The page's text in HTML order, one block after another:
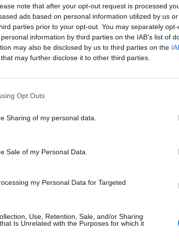
note that after your opt-out request is processed
ads based on personal information utilized by us
parties prior to your opt-out. You may separately
information by third parties on the IAB’s list of
may also be disclosed by us to third parties on the
that may further disclose it to other third parties.
Opt Outs
Sharing of my personal data.
Sale of my Personal Data.
my Personal Data for Targeted
Use, Retention, Sale, and/or Sharing
Is Unrelated with the Purposes for which it
Maailmalla julkaistaan vuosittain
listauksia, joissa rankataan
esimerkiksi maailman